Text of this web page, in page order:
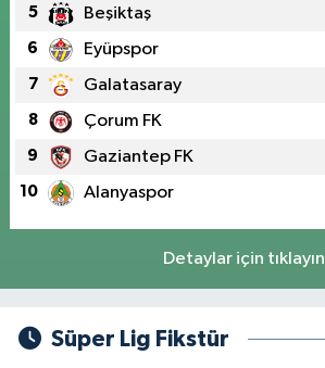
5 Beşiktaş
6 Eyüpspor
7 Galatasaray
8 Çorum FK
9 Gaziantep FK
10 Alanyaspor
Detaylar için tıklayın
Süper Lig Fikstür